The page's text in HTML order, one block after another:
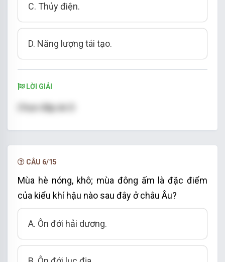
C. Thủy điện.
D. Năng lượng tái tạo.
LỜI GIẢI
Chọn đáp án D
CÂU 6/15
Mùa hè nóng, khô; mùa đông ấm là đặc điểm
của kiểu khí hậu nào sau đây ở châu Âu?
A. Ôn đới hải dương.